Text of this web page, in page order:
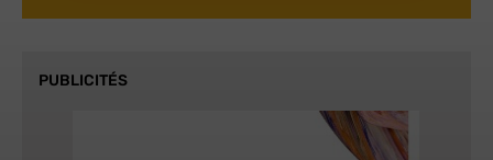
PUBLICITÉS